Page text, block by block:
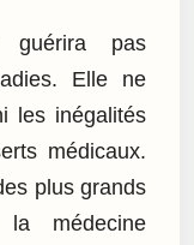
guérira pas
Elle ne
les inégalités
médicaux.
plus grands
médecine